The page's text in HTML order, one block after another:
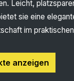
Leicht,
sie eine
im
anzeigen